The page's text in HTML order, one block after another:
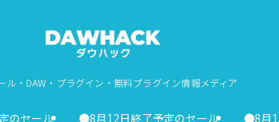
ル・DAW・プラグイン・無料プラグイン情報メディア
のセール ●8月12日終了予定のセール ●8月